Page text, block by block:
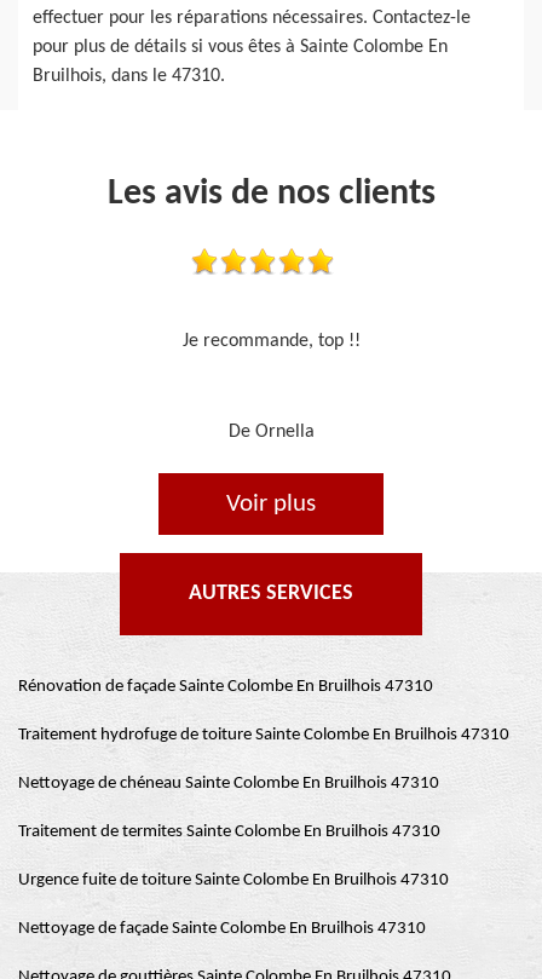
effectuer pour les réparations nécessaires. Contactez-le
pour plus de détails si vous êtes à Sainte Colombe En
Bruilhois, dans le 47310.
Les avis de nos clients
Travail sérieux
De Je cours je peins
Voir plus
AUTRES SERVICES
Rénovation de façade Sainte Colombe En Bruilhois 47310
Traitement hydrofuge de toiture Sainte Colombe En Bruilhois 47310
Nettoyage de chéneau Sainte Colombe En Bruilhois 47310
Traitement de termites Sainte Colombe En Bruilhois 47310
Urgence fuite de toiture Sainte Colombe En Bruilhois 47310
Nettoyage de façade Sainte Colombe En Bruilhois 47310